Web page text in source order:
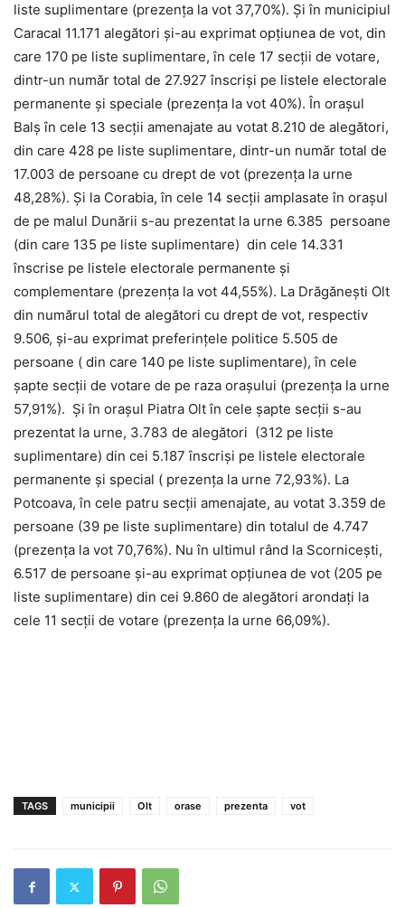
liste suplimentare (prezența la vot 37,70%). Și în municipiul
Caracal 11.171 alegători și-au exprimat opțiunea de vot, din
care 170 pe liste suplimentare, în cele 17 secții de votare,
dintr-un număr total de 27.927 înscriși pe listele electorale
permanente și speciale (prezența la vot 40%). În orașul
Balș în cele 13 secții amenajate au votat 8.210 de alegători,
din care 428 pe liste suplimentare, dintr-un număr total de
17.003 de persoane cu drept de vot (prezența la urne
48,28%). Și la Corabia, în cele 14 secții amplasate în orașul
de pe malul Dunării s-au prezentat la urne 6.385 persoane
(din care 135 pe liste suplimentare) din cele 14.331
înscrise pe listele electorale permanente și
complementare (prezența la vot 44,55%). La Drăgănești Olt
din numărul total de alegători cu drept de vot, respectiv
9.506, și-au exprimat preferințele politice 5.505 de
persoane ( din care 140 pe liste suplimentare), în cele
șapte secții de votare de pe raza orașului (prezența la urne
57,91%). Și în orașul Piatra Olt în cele șapte secții s-au
prezentat la urne, 3.783 de alegători (312 pe liste
suplimentare) din cei 5.187 înscriși pe listele electorale
permanente și special ( prezența la urne 72,93%). La
Potcoava, în cele patru secții amenajate, au votat 3.359 de
persoane (39 pe liste suplimentare) din totalul de 4.747
(prezența la vot 70,76%). Nu în ultimul rând la Scornicești,
6.517 de persoane și-au exprimat opțiunea de vot (205 pe
liste suplimentare) din cei 9.860 de alegători arondați la
cele 11 secții de votare (prezența la urne 66,09%).
TAGS municipii Olt orase prezenta vot